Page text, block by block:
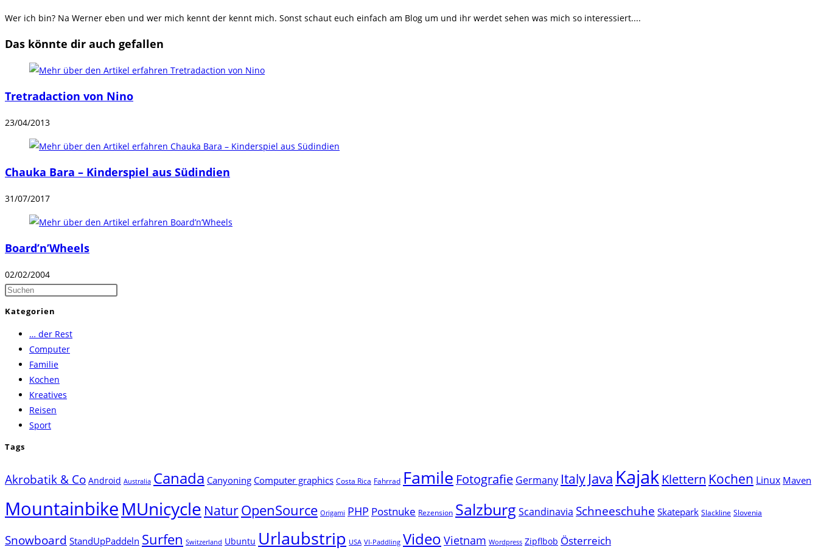
Wer ich bin? Na Werner eben und wer mich kennt der kennt mich. Sonst schaut euch einfach am Blog um und ihr werdet sehen was mich so interessiert....
Das könnte dir auch gefallen
Tretradaction von Nino
23/04/2013
Chauka Bara – Kinderspiel aus Südindien
31/07/2017
Board’n’Wheels
02/02/2004
Press
Kategorien
… der Rest
Computer
Familie
Kochen
Kreatives
Reisen
Sport
Tags
Akrobatik & Co Android Australia Canada Canyoning Computer graphics Costa Rica Fahrrad Famile Fotografie Germany Italy Java Kajak Klettern Kochen Linux Maven
MountainbikeMUnicycle NaturOpenSource Origami PHP Postnuke Rezension SalzburgScandinavia Schneeschuhe Skatepark Slackline Slovenia
Snowboard StandUpPaddeln Surfen Switzerland Ubuntu Urlaubstrip USA VI-Paddling Video Vietnam Wordpress Zipflbob Österreich